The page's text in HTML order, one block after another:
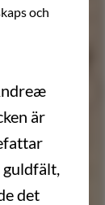
och
är
det